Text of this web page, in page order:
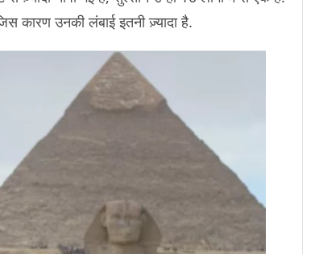
उनकी लंबाई इतनी ज़्यादा है.